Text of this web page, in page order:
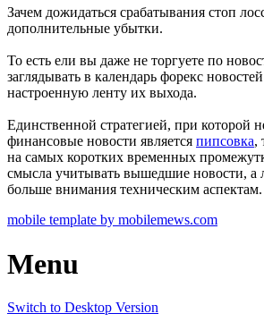
Зачем дожидаться срабатывания стоп
дополнительные убытки.
То есть ели вы даже не торгуете по
заглядывать в календарь форекс
настроенную ленту их выхода.
Единственной стратегией, при которой
финансовые новости является пипсовка,
на самых коротких временных
смысла учитывать вышедшие новости, а
больше внимания техническим аспектам.
mobile template by mobilemews.com
Menu
Switch to Desktop Version